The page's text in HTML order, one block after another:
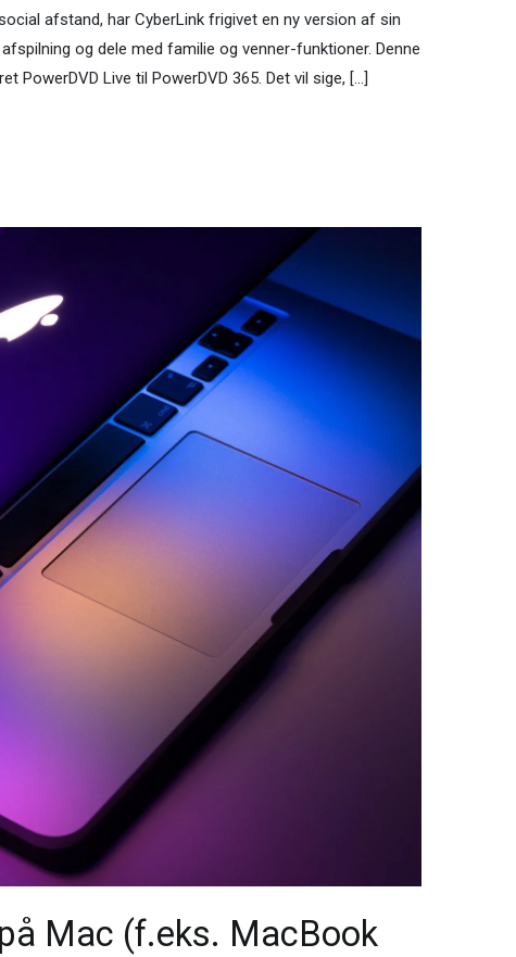
afstand, har CyberLink frigivet en ny version af sin
og dele med familie og venner-funktioner. Denne
PowerDVD Live til PowerDVD 365. Det vil sige, […]
Mac (f.eks. MacBook